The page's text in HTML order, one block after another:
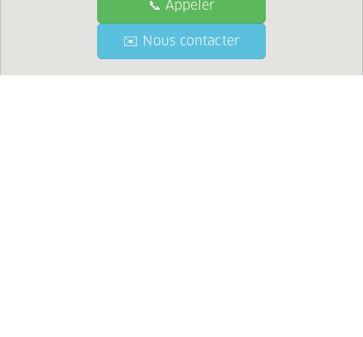
📞 Call
✉️ Contact Us
📞 Appeler
✉️ Nous contacter